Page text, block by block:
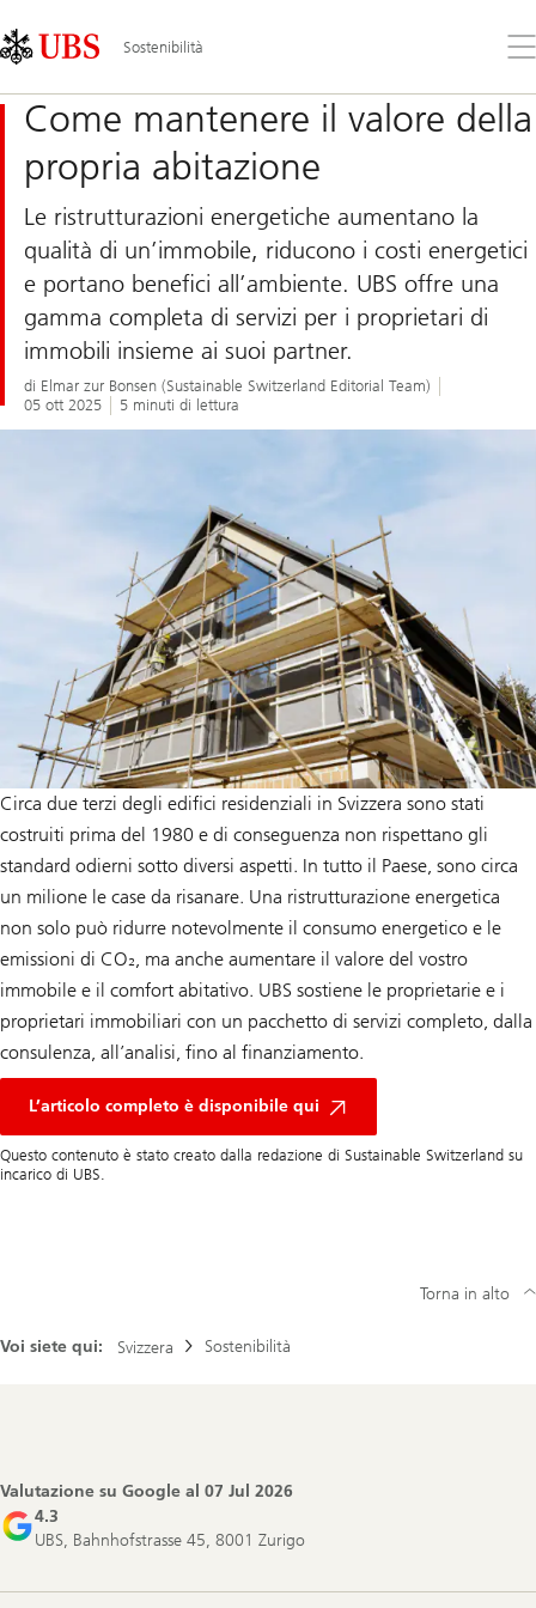
Links
Area
Sostenibilità
il
Come mantenere il valore della
propria abitazione
Le ristrutturazioni energetiche aumentano la
qualità di un’immobile, riducono i costi energetici
e portano benefici all’ambiente. UBS offre una
gamma completa di servizi per i proprietari di
immobili insieme ai suoi partner.
di Elmar zur Bonsen (Sustainable Switzerland Editorial Team)
05 ott 2025
5 minuti di lettura
Circa due terzi degli edifici residenziali in Svizzera sono stati
costruiti prima del 1980 e di conseguenza non rispettano gli
standard odierni sotto diversi aspetti. In tutto il Paese, sono circa
un milione le case da risanare. Una ristrutturazione energetica
non solo può ridurre notevolmente il consumo energetico e le
emissioni di CO₂, ma anche aumentare il valore del vostro
immobile e il comfort abitativo. UBS sostiene le proprietarie e i
proprietari immobiliari con un pacchetto di servizi completo, dalla
consulenza, all’analisi, fino al finanziamento.
L’articolo completo è disponibile qui
Questo contenuto è stato creato dalla redazione di Sustainable Switzerland su
incarico di UBS.
Voi siete qui: Svizzera Sostenibilità
Torna in alto
Valutazione su Google al 07 Jul 2026
4.3
UBS, Bahnhofstrasse 45, 8001 Zurigo